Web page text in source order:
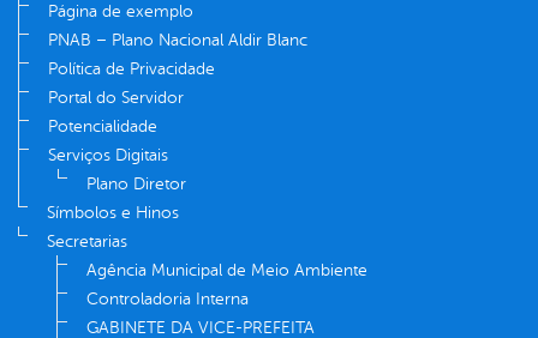
Página de exemplo
PNAB – Plano Nacional Aldir Blanc
Política de Privacidade
Portal do Servidor
Potencialidade
Serviços Digitais
Plano Diretor
Símbolos e Hinos
Secretarias
Agência Municipal de Meio Ambiente
Controladoria Interna
GABINETE DA VICE-PREFEITA